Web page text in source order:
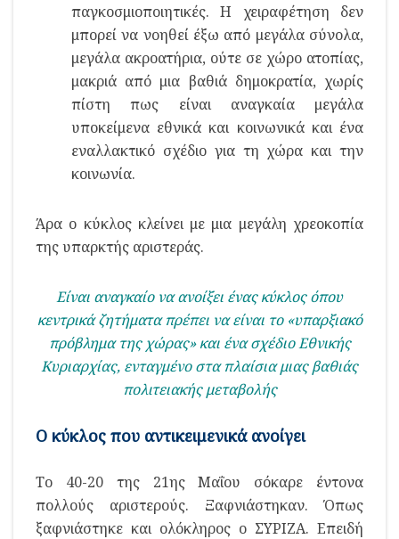
παγκοσμιοποιητικές. Η χειραφέτηση δεν
μπορεί να νοηθεί έξω από μεγάλα σύνολα,
μεγάλα ακροατήρια, ούτε σε χώρο ατοπίας,
μακριά από μια βαθιά δημοκρατία, χωρίς
πίστη πως είναι αναγκαία μεγάλα
υποκείμενα εθνικά και κοινωνικά και ένα
εναλλακτικό σχέδιο για τη χώρα και την
κοινωνία.
Άρα ο κύκλος κλείνει με μια μεγάλη χρεοκοπία
της υπαρκτής αριστεράς.
Είναι αναγκαίο να ανοίξει ένας κύκλος όπου
κεντρικά ζητήματα πρέπει να είναι το «υπαρξιακό
πρόβλημα της χώρας» και ένα σχέδιο Εθνικής
Κυριαρχίας, ενταγμένο στα πλαίσια μιας βαθιάς
πολιτειακής μεταβολής
Ο κύκλος που αντικειμενικά ανοίγει
Το 40-20 της 21ης Μαΐου σόκαρε έντονα
πολλούς αριστερούς. Ξαφνιάστηκαν. Όπως
ξαφνιάστηκε και ολόκληρος ο ΣΥΡΙΖΑ. Επειδή